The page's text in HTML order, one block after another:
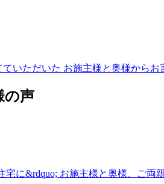
ていただいた お施主様と奥様から
の声
宅に&rdquo; お施主様と奥様、ご